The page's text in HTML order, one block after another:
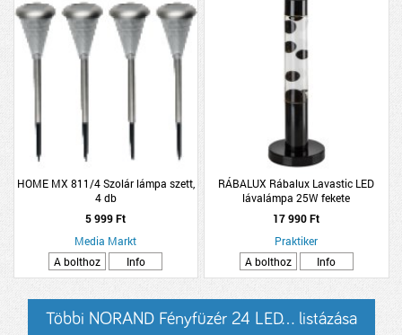
HOME MX 811/4 Szolár lámpa szett,
4 db
5 999 Ft
Media Markt
A bolthoz
Info
RÁBALUX Rábalux Lavastic LED
lávalámpa 25W fekete
17 990 Ft
Praktiker
A bolthoz
Info
Többi NORAND Fényfüzér 24 LED... listázása